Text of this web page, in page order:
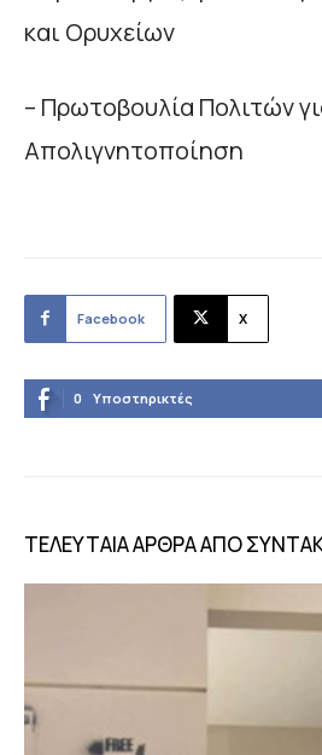
και Ορυχείων
– Πρωτοβουλία Πολιτών
Απολιγνητοποίηση
Facebook X
0 Υποστηρικτές
ΤΕΛΕΥΤΑΙΑ ΑΡΘΡΑ ΑΠΟ